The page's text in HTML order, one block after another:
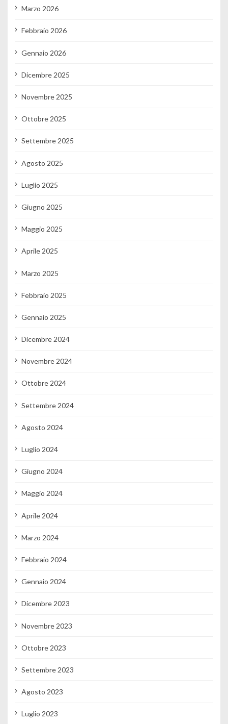
Marzo 2026
Febbraio 2026
Gennaio 2026
Dicembre 2025
Novembre 2025
Ottobre 2025
Settembre 2025
Agosto 2025
Luglio 2025
Giugno 2025
Maggio 2025
Aprile 2025
Marzo 2025
Febbraio 2025
Gennaio 2025
Dicembre 2024
Novembre 2024
Ottobre 2024
Settembre 2024
Agosto 2024
Luglio 2024
Giugno 2024
Maggio 2024
Aprile 2024
Marzo 2024
Febbraio 2024
Gennaio 2024
Dicembre 2023
Novembre 2023
Ottobre 2023
Settembre 2023
Agosto 2023
Luglio 2023